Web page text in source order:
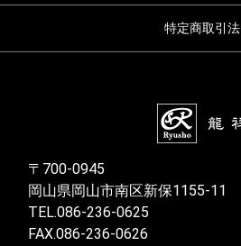
特定商取引法
〒700-0945
岡山県岡山市南区新保1155-11
TEL.086-236-0625
FAX.086-236-0626